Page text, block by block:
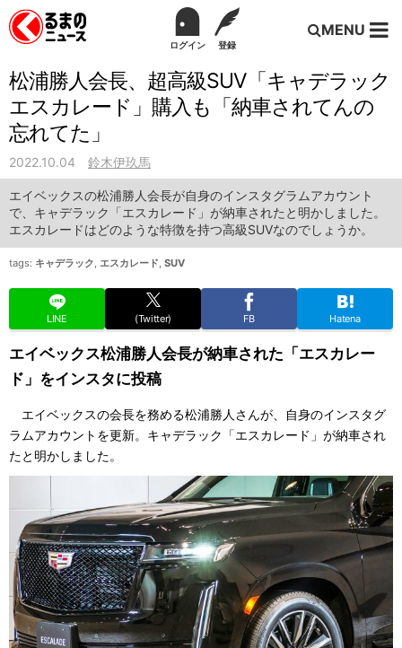
ログイン 登録
MENU
松浦勝人会長、超高級SUV「キャデラック
エスカレード」購入も「納車されてんの
忘れてた」
2022.10.04 鈴木伊玖馬
エイベックスの松浦勝人会長が自身のインスタグラムアカウント
で、キャデラック「エスカレード」が納車されたと明かしました。
エスカレードはどのような特徴を持つ高級SUVなのでしょうか。
tags: キャデラック, エスカレード, SUV
LINE (Twitter) FB Hatena
エイベックス松浦勝人会長が納車された「エスカレー
ド」をインスタに投稿
エイベックスの会長を務める松浦勝人さんが、自身のインスタグ
ラムアカウントを更新。キャデラック「エスカレード」が納車され
たと明かしました。